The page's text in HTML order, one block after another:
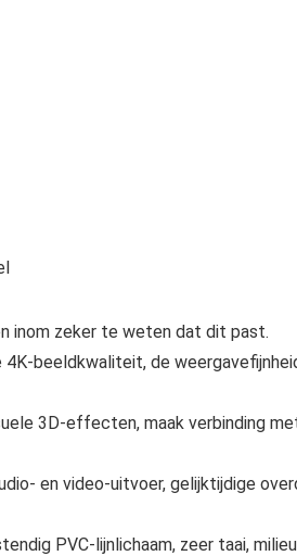
inom zeker te weten dat dit past.
4K-beeldkwaliteit, de
3D-effecten, maak verbinding
en video-uitvoer, gelijktijdige
PVC-lijnlichaam, zeer taai,